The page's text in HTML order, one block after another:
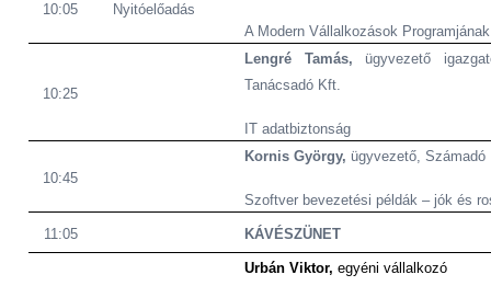
10:05 Nyitóelőadás
A Modern Vállalkozások
10:25
Lengré Tamás, ügyvezető
Tanácsadó Kft.
IT adatbiztonság
10:45
Kornis György, ügyvezető, Számadó
Szoftver bevezetési példák – jók és
11:05 KÁVÉSZÜNET
Urbán Viktor,egyéni vállalkozó